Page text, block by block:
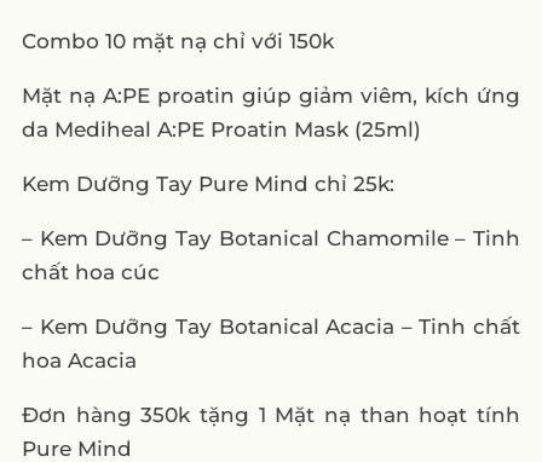
Combo 10 mặt nạ chỉ với 150k
Mặt nạ A:PE proatin giúp giảm viêm, kích ứng
da Mediheal A:PE Proatin Mask (25ml)
Kem Dưỡng Tay Pure Mind chỉ 25k:
– Kem Dưỡng Tay Botanical Chamomile – Tinh
chất hoa cúc
– Kem Dưỡng Tay Botanical Acacia – Tinh chất
hoa Acacia
Đơn hàng 350k tặng 1 Mặt nạ than hoạt tính
Pure Mind